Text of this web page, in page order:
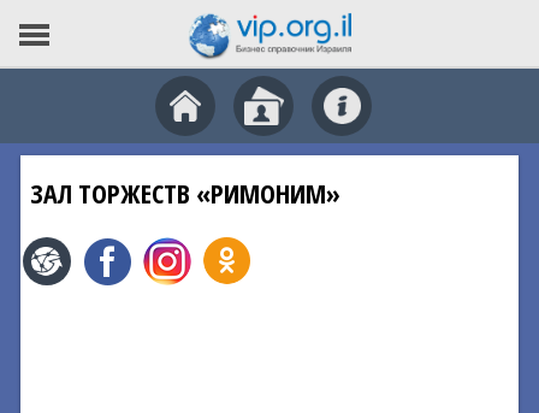
ЗАЛ ТОРЖЕСТВ «РИМОНИМ»